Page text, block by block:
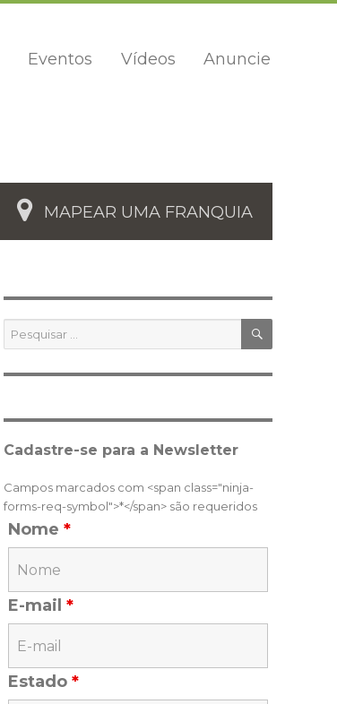
Eventos Vídeos Anuncie
MAPEAR UMA FRANQUIA
Pesquisar
por:
Cadastre-se para a Newsletter
Campos marcados com <span class="ninja-
forms-req-symbol">*</span> são requeridos
Nome *
E-mail *
Estado *